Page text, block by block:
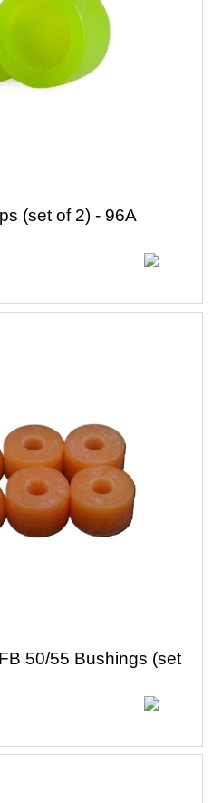
(set of 2) - 96A
50/55 Bushings (set